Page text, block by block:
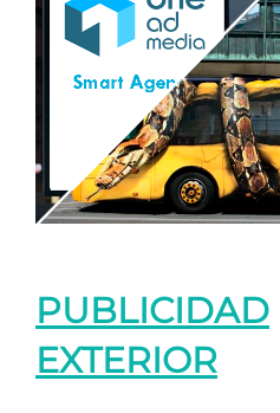
PUBLICIDAD
EXTERIOR